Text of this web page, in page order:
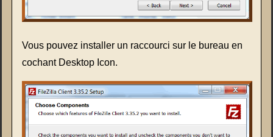
Vous pouvez installer un raccourci sur le bureau en
cochant Desktop Icon.